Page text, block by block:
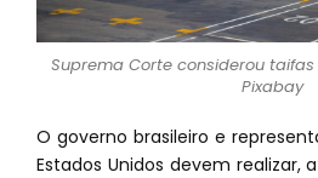
Suprema Corte considerou
Pixabay
O governo brasileiro e
Estados Unidos devem realizar,